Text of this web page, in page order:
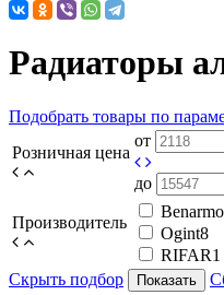
Радиаторы
Подобрать товары по
Розничная цена
от
до
Производитель
Benarmo
Ogint8
RIFAR1
Скрыть подбор
Показать